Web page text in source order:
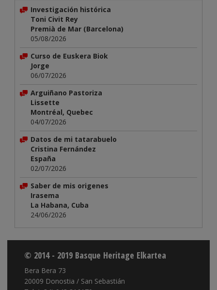
Investigación histórica
Toni Civit Rey
Premià de Mar (Barcelona)
05/08/2026
Curso de Euskera Biok
Jorge
06/07/2026
Arguiñano Pastoriza
Lissette
Montréal, Quebec
04/07/2026
Datos de mi tatarabuelo
Cristina Fernández
España
02/07/2026
Saber de mis origenes
Irasema
La Habana, Cuba
24/06/2026
© 2014 - 2019 Basque Heritage Elkartea
Bera Bera 73
20009 Donostia / San Sebastián